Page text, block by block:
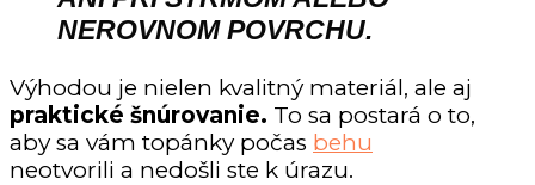
NEROVNOM POVRCHU.
Výhodou je nielen kvalitný materiál, ale aj
praktické šnúrovanie. To sa postará o to,
aby sa vám topánky počas behu
neotvorili a nedošli ste k úrazu.